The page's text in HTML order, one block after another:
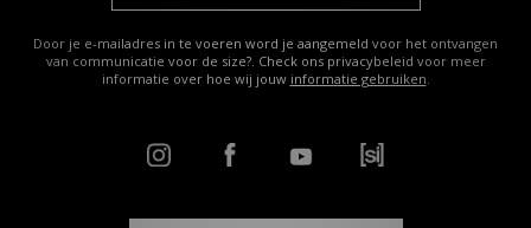
Door je e-mailadres in te voeren word je aangemeld voor het ontvangen
van communicatie voor de size?. Check ons privacybeleid voor meer
informatie over hoe wij jouw informatie gebruiken.